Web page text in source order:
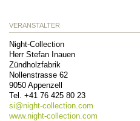
VERANSTALTER
Night-Collection
Herr Stefan Inauen
Zündholzfabrik
Nollenstrasse 62
9050 Appenzell
Tel. +41 76 425 80 23
si@night-collection.com
www.night-collection.com